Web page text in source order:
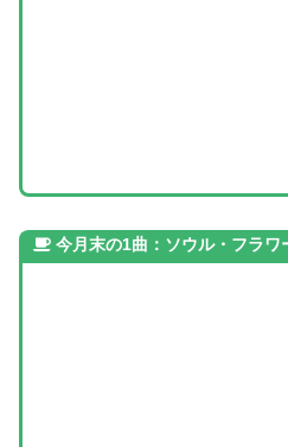
今月末の1曲：ソウル・フラワ